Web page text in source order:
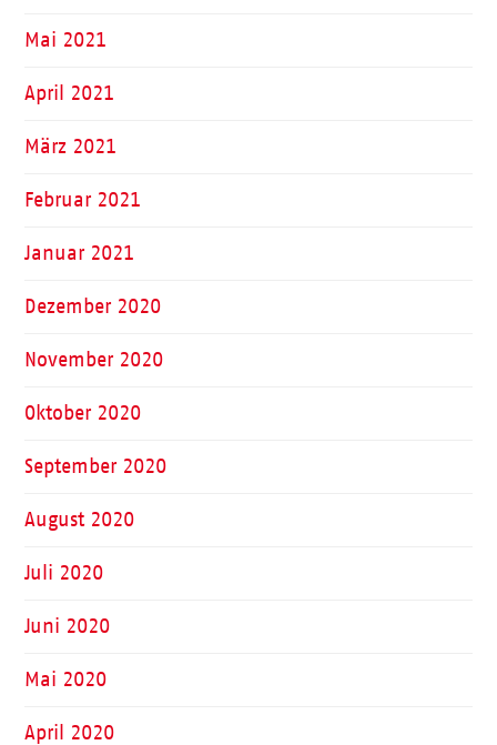
Mai 2021
April 2021
März 2021
Februar 2021
Januar 2021
Dezember 2020
November 2020
Oktober 2020
September 2020
August 2020
Juli 2020
Juni 2020
Mai 2020
April 2020